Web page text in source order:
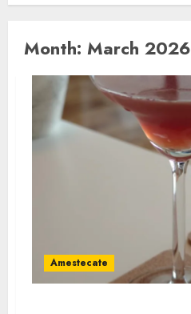
Month: March 2026
Amestecate